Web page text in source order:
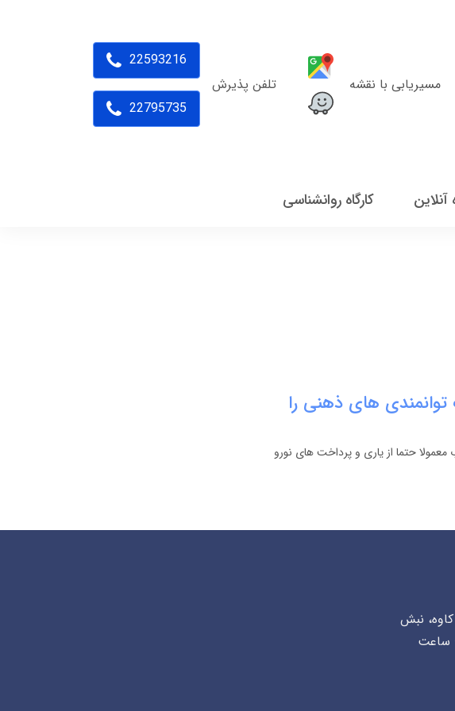
مسیریابی با نقشه تلفن پذیرش
22593216
22795735
کارگاه روانشناسی
توانمندی های ذهنی را
حتما از یاری و پرداخت های نورو
کاوه، نبش
سوم - ساعت